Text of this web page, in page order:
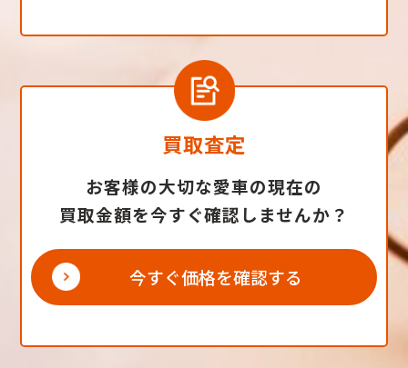
買取査定
お客様の大切な愛車の現在の
買取金額を今すぐ確認しませんか？
今すぐ価格を確認する